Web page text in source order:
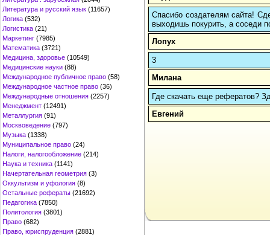
Литература и русский язык (11657)
Логика (532)
Логистика (21)
Маркетинг (7985)
Математика (3721)
Медицина, здоровье (10549)
Медицинские науки (88)
Международное публичное право (58)
Международное частное право (36)
Международные отношения (2257)
Менеджмент (12491)
Металлургия (91)
Москвоведение (797)
Музыка (1338)
Муниципальное право (24)
Налоги, налогообложение (214)
Наука и техника (1141)
Начертательная геометрия (3)
Оккультизм и уфология (8)
Остальные рефераты (21692)
Педагогика (7850)
Политология (3801)
Право (682)
Право, юриспруденция (2881)
Спасибо создателям сайта!
выходишь покурить, а соседи
Лопух
3
Милана
Где скачать еще рефератов?
Евгений